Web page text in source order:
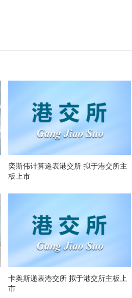
奕斯伟计算递表港交所 拟于港交所主
板上市
卡奥斯递表港交所 拟于港交所主板上
市